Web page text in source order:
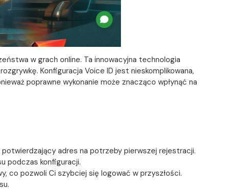
w grach online. Ta innowacyjna technologia
Konfiguracja Voice ID jest nieskomplikowana,
poprawne wykonanie może znacząco wpłynąć na
adres na potrzeby pierwszej rejestracji.
podczas konfiguracji.
co pozwoli Ci szybciej się logować w przyszłości.